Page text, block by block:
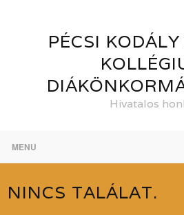
PÉCSI
Hivatalos
MENU
NINCS TALÁLAT.